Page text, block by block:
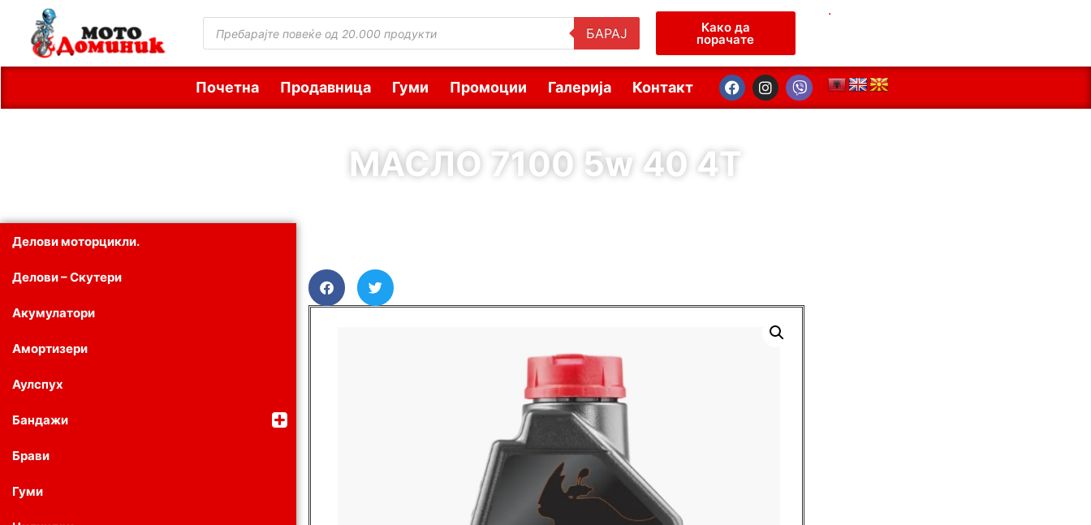
БАРАЈ Како да
порачате
.
Почетна Продавница Гуми Промоции Галерија Контакт
МАСЛО 7100 5w 40 4T
Делови моторцикли.
Делови – Скутери
Акумулатори
Амортизери
Аулспух
Бандажи
Брави
Гуми